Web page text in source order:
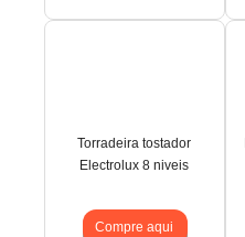
Torradeira tostador
Electrolux 8 niveis
Compre aqui